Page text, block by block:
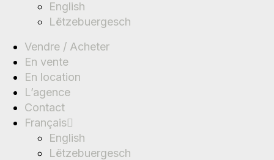
English
Lëtzebuergesch
Vendre / Acheter
En vente
En location
L’agence
Contact
Français
English
Lëtzebuergesch